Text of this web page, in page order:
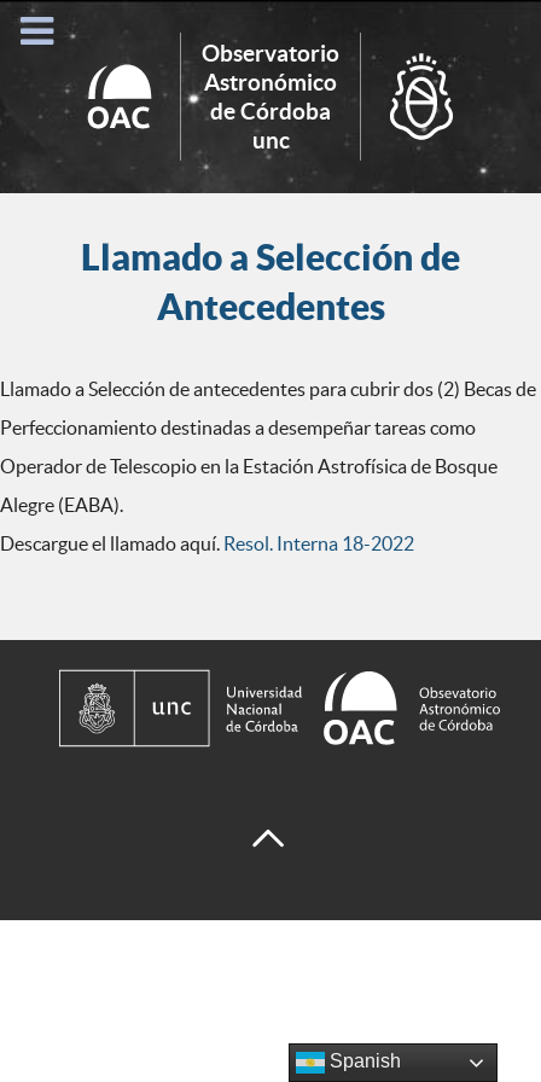
Observatorio
Astronómico
de Córdoba
unc
Search
for:
Llamado a Selección de
Antecedentes
Llamado a Selección de antecedentes para cubrir dos (2) Becas de
Perfeccionamiento destinadas a desempeñar tareas como
Operador de Telescopio en la Estación Astrofísica de Bosque
Alegre (EABA).
Descargue el llamado aquí. Resol. Interna 18-2022
Spanish